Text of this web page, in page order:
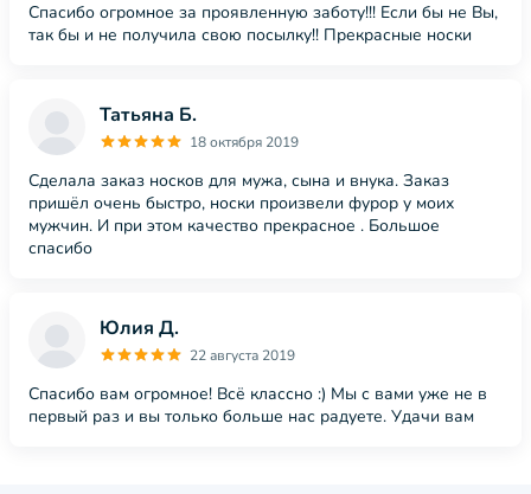
Спасибо огромное за проявленную заботу!!! Если бы не Вы,
так бы и не получила свою посылку!! Прекрасные носки
Татьяна Б.
18 октября 2019
Сделала заказ носков для мужа, сына и внука. Заказ
пришёл очень быстро, носки произвели фурор у моих
мужчин. И при этом качество прекрасное . Большое
спасибо
Юлия Д.
22 августа 2019
Спасибо вам огромное! Всё классно :) Мы с вами уже не в
первый раз и вы только больше нас радуете. Удачи вам